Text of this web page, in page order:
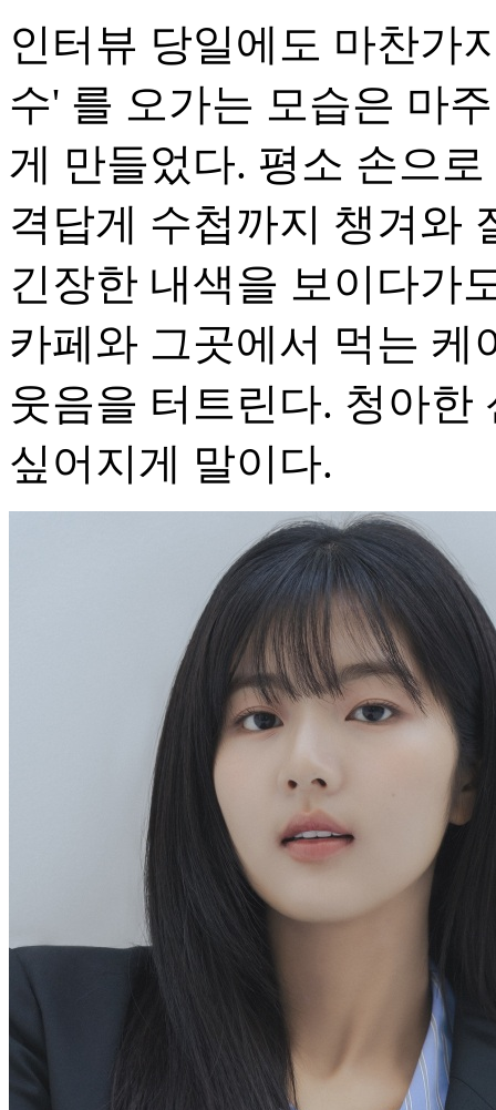
인터뷰 당일에도 마찬가
수' 를 오가는 모습은 마
게 만들었다. 평소 손으
격답게 수첩까지 챙겨와
긴장한 내색을 보이다가
카페와 그곳에서 먹는 케
웃음을 터트린다. 청아한
싶어지게 말이다.